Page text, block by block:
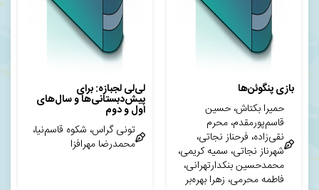
بازی پنگوئن‌ها
حمیرا بکتاش، حسین
قاسم‌پورمقدم، محرم
نقی‌زاده، فرحناز نجاتی،
شهرناز نجاتی، سمیه کریمی،
محمدحسین بنکدارتهرانی،
فاطمه محرمی، زهرا بهره‌بر
لی‌لی لجبازه: برای
پیش‌دبستانی‌ها و سال‌های
اول و دوم
تونی گراس، شکوه قاسم‌نیا،
محمدرضا مهرافزا